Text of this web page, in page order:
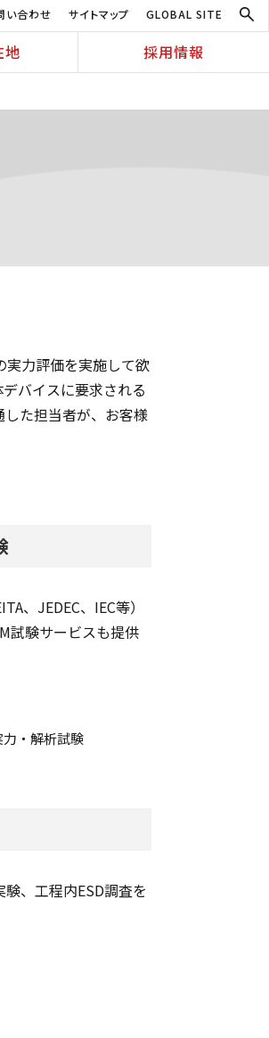
い合わせ サイトマップ GLOBAL SITE
地 採用情報
実力評価を実施して欲
バイスに要求される
た担当者が、お客様
、JEDEC、IEC等）
試験サービスも提供
・解析試験
、工程内ESD調査を